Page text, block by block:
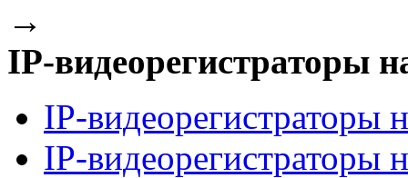
→
IP-видеорегистраторы
IP-видеорегистраторы
IP-видеорегистраторы